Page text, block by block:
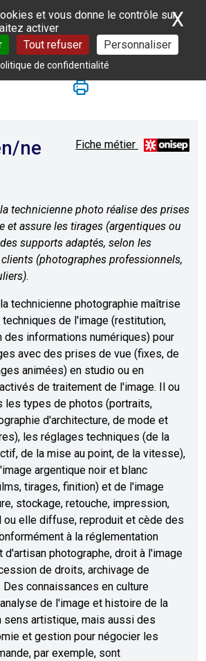
cookies
et vous donne le contrôle sur
activer
Tout refuser Personnaliser
de confidentialité
X
Fiche métier
technicienne photo réalise des prises
et assure les tirages (argentiques ou
supports adaptés, selon les
(photographes professionnels,
technicienne photographie maîtrise
de l'image (restitution,
des informations numériques) pour
avec des prises de vue (fixes, de
animées) en studio ou en
de traitement de l'image. Il ou
les types de photos (portraits,
d'architecture, de mode et
les réglages techniques (de la
de la mise au point, de la vitesse),
argentique noir et blanc
tirages, finition) et de l'image
stockage, retouche, impression,
ou elle diffuse, reproduit et cède des
à la réglementation
d'artisan photographe, droit à l'image
de droits, archivage de
connaissances en culture
de l'image et histoire de la
sens artistique, mais aussi des
et gestion pour négocier les
par exemple, sont